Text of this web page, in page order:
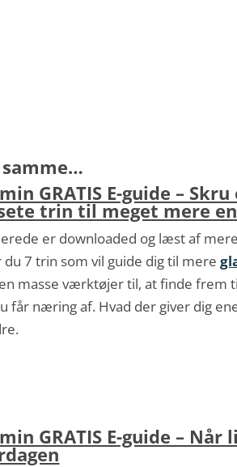
GRATIS E-guide –
trin til meget mere
er downloaded og læst af
du 7 trin som vil guide dig til mere
masse værktøjer til, at finde frem
får næring af. Hvad der giver dig
GRATIS E-guide – Når